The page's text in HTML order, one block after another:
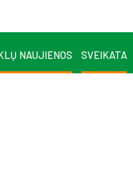
NAUJIENOS SVEIKATA